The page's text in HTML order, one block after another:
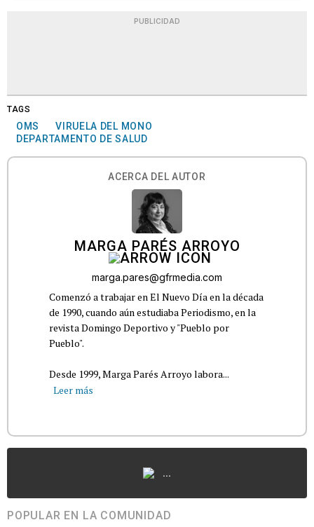
PUBLICIDAD
TAGS
OMS
VIRUELA DEL MONO
DEPARTAMENTO DE SALUD
ACERCA DEL AUTOR
MARGA PARÉS ARROYO
marga.pares@gfrmedia.com
Comenzó a trabajar en El Nuevo Día en la década
de 1990, cuando aún estudiaba Periodismo, en la
revista Domingo Deportivo y "Pueblo por
Pueblo".
Desde 1999, Marga Parés Arroyo labora...
Leer más
...
POPULAR EN LA COMUNIDAD